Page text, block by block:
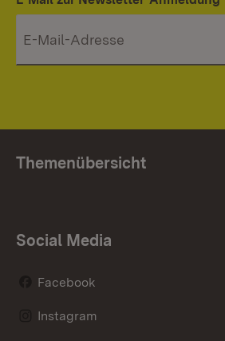
Themenübersicht
Social Media
Facebook
Instagram